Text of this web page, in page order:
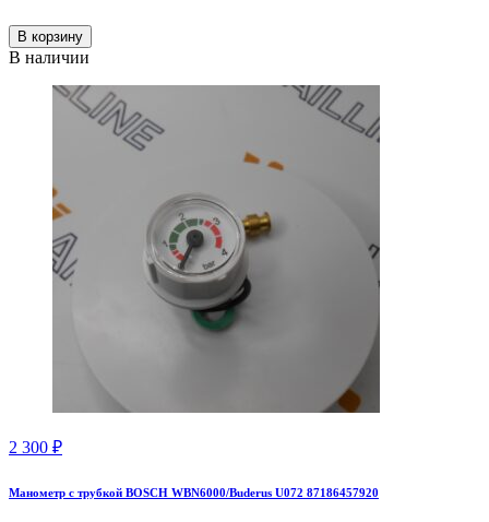
В корзину
В наличии
2 300 ₽
Манометр с трубкой BOSCH WBN6000/Buderus U072 87186457920